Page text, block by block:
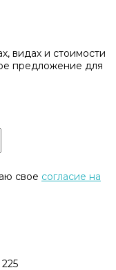
видах и стоимости
предложение для
свое согласие на